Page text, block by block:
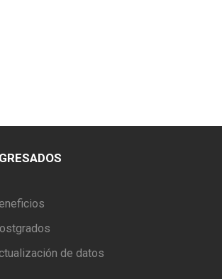
de datos